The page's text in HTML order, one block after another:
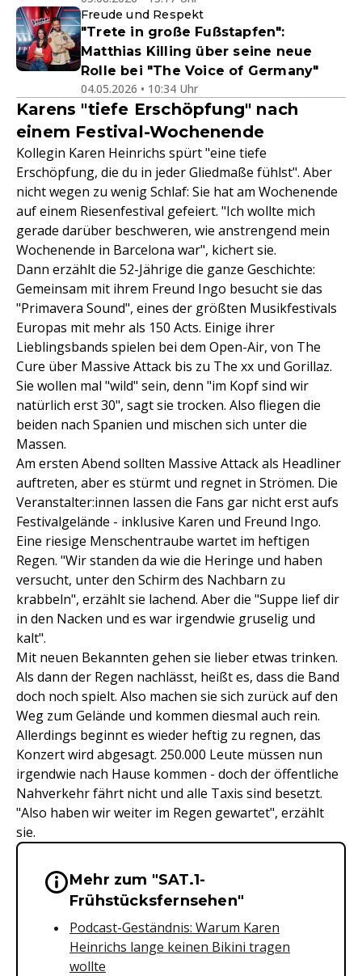
Freude und Respekt
"Trete in große Fußstapfen":
Matthias Killing über seine neue
Rolle bei "The Voice of Germany"
04.05.2026 • 10:34 Uhr
Karens "tiefe Erschöpfung" nach
einem Festival-Wochenende
Kollegin Karen Heinrichs spürt "eine tiefe
Erschöpfung, die du in jeder Gliedmaße fühlst". Aber
nicht wegen zu wenig Schlaf: Sie hat am Wochenende
auf einem Riesenfestival gefeiert. "Ich wollte mich
gerade darüber beschweren, wie anstrengend mein
Wochenende in Barcelona war", kichert sie.
Dann erzählt die 52-Jährige die ganze Geschichte:
Gemeinsam mit ihrem Freund Ingo besucht sie das
"Primavera Sound", eines der größten Musikfestivals
Europas mit mehr als 150 Acts. Einige ihrer
Lieblingsbands spielen bei dem Open-Air, von The
Cure über Massive Attack bis zu The xx und Gorillaz.
Sie wollen mal "wild" sein, denn "im Kopf sind wir
natürlich erst 30", sagt sie trocken. Also fliegen die
beiden nach Spanien und mischen sich unter die
Massen.
Am ersten Abend sollten Massive Attack als Headliner
auftreten, aber es stürmt und regnet in Strömen. Die
Veranstalter:innen lassen die Fans gar nicht erst aufs
Festivalgelände - inklusive Karen und Freund Ingo.
Eine riesige Menschentraube wartet im heftigen
Regen. "Wir standen da wie die Heringe und haben
versucht, unter den Schirm des Nachbarn zu
krabbeln", erzählt sie lachend. Aber die "Suppe lief dir
in den Nacken und es war irgendwie gruselig und
kalt".
Mit neuen Bekannten gehen sie lieber etwas trinken.
Als dann der Regen nachlässt, heißt es, dass die Band
doch noch spielt. Also machen sie sich zurück auf den
Weg zum Gelände und kommen diesmal auch rein.
Allerdings beginnt es wieder heftig zu regnen, das
Konzert wird abgesagt. 250.000 Leute müssen nun
irgendwie nach Hause kommen - doch der öffentliche
Nahverkehr fährt nicht und alle Taxis sind besetzt.
"Also haben wir weiter im Regen gewartet", erzählt
sie.
Wichtige Hinweise &
Mehr zum "SAT.1-
Frühstücksfernsehen"
Podcast-Geständnis: Warum Karen
Heinrichs lange keinen Bikini tragen
wollte